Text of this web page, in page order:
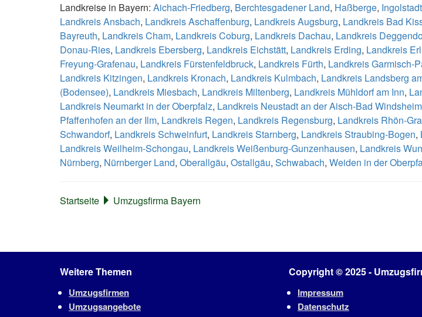
Landkreise in Bayern: Aichach-Friedberg, Berchtesgadener Land, Haßberge, Ingolstadt
Landkreis Ansbach, Landkreis Aschaffenburg, Landkreis Augsburg, Landkreis Bad
Bayreuth, Landkreis Cham, Landkreis Coburg, Landkreis Dachau, Landkreis
Donau-Ries, Landkreis Ebersberg, Landkreis Eichstätt, Landkreis Erding, Landkreis
Freyung-Grafenau, Landkreis Fürstenfeldbruck, Landkreis Fürth, Landkreis Garmisch-
Landkreis Kitzingen, Landkreis Kronach, Landkreis Kulmbach, Landkreis Landsberg
(Bodensee), Landkreis Miesbach, Landkreis Miltenberg, Landkreis Mühldorf am Inn,
Landkreis Neumarkt in der Oberpfalz, Landkreis Neustadt an der Aisch-Bad Windsheim
Pfaffenhofen an der Ilm, Landkreis Regen, Landkreis Regensburg, Landkreis Rhön-
Schwandorf, Landkreis Schweinfurt, Landkreis Starnberg, Landkreis Straubing-Bogen,
Landkreis Weilheim-Schongau, Landkreis Weißenburg-Gunzenhausen, Landkreis
Nürnberg, Nürnberger Land, Oberallgäu, Ostallgäu, Schwabach, Weiden in der
Startseite Umzugsfirma Bayern
Weitere Themen
Umzugsfirmen
Umzugsangebote
Copyright © 2025 -
Impressum
Datenschutz